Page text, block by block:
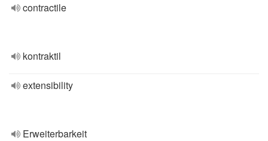
contractile
kontraktil
extensibility
Erweiterbarkeit